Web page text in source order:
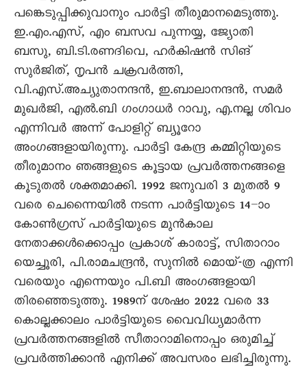
പങ്കെടുപ്പിക്കുവാനും പാർട്ടി തീരുമാനമെടുത്തു.
ഇ.എം.എസ്, എം ബസവ പുന്നയ്യ, ജ്യോതി
ബസു, ബി.ടി.രണദിവെ, ഹര്‍കിഷന്‍ സിങ്
സുര്‍ജിത്, നൃപന്‍ ചക്രവര്‍ത്തി,
വി.എസ്.അച്യുതാനന്ദന്‍, ഇ.ബാലാനന്ദന്‍, സമര്‍
മുഖര്‍ജി, എല്‍.ബി ഗംഗാധര്‍ റാവു, എ.നല്ല ശിവം
എന്നിവര്‍ അന്ന് പോളിറ്റ് ബ്യൂറോ
അംഗങ്ങളായിരുന്നു. പാർട്ടി കേന്ദ്ര കമ്മിറ്റിയുടെ
തീരുമാനം ഞങ്ങളുടെ കൂട്ടായ പ്രവര്‍ത്തനങ്ങളെ
കൂടുതല്‍ ശക്തമാക്കി. 1992 ജനുവരി 3 മുതല്‍ 9
വരെ ചെന്നൈയില്‍ നടന്ന പാർട്ടിയുടെ 14–ാം
കോണ്‍ഗ്രസ് പാർട്ടിയുടെ മുന്‍കാല
നേതാക്കള്‍ക്കൊപ്പം പ്രകാശ് കാരാട്ട്, സിതാറാം
യെച്ചൂരി, പി.രാമചന്ദ്രന്‍, സുനില്‍ മൊയ്-ത്ര എന്നി
വരെയും എന്നെയും പി.ബി അംഗങ്ങളായി
തിരഞ്ഞെടുത്തു. 1989ന് ശേഷം 2022 വരെ 33
കൊല്ലക്കാലം പാർട്ടിയുടെ വൈവിധ്യമാര്‍ന്ന
പ്രവര്‍ത്തനങ്ങളില്‍ സീതാറാമിനൊപ്പം ഒരുമിച്ച്
പ്രവര്‍ത്തിക്കാന്‍ എനിക്ക് അവസരം ലഭിച്ചിരുന്നു.